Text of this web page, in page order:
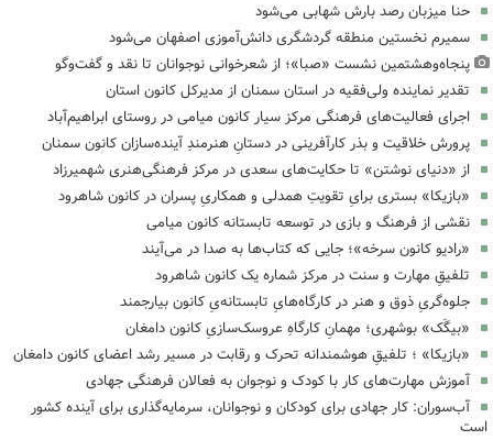
حنا میزبان رصد بارش شهابی می‌شود
سمیرم نخستین منطقه گردشگری دانش‌آموزی اصفهان می‌شود
پنجاه‌وهشتمین نشست «صبا»؛ از شعرخوانی نوجوانان تا نقد و گفت‌وگو
تقدیر نماینده ولی‌فقیه در استان سمنان از مدیرکل کانون استان
اجرای فعالیت‌های فرهنگی مرکز سیار کانون میامی در روستای ابراهیم‌آباد
پرورش خلاقیت و بذر کارآفرینی در دستانِ هنرمندِ آینده‌سازان کانون سمنان
از «دنیای نوشتن» تا حکایت‌های سعدی در مرکز فرهنگی‌هنری شهمیرزاد
«بازیکا» بستری برایِ تقویتِ همدلی و همکاریِ پسران در کانون شاهرود
نقشی از فرهنگ و بازی در توسعه تابستانه کانون میامی
«رادیو کانون سرخه»؛ جایی که کتاب‌ها به صدا در می‌آیند
تلفیقِ مهارت و سنت در مرکز شماره یک کانون شاهرود
جلوه‌گریِ ذوق و هنر در کارگاه‌هایِ تابستانه‌یِ کانون بیارجمند
«بیگَک» بوشهری؛ مهمانِ کارگاهِ عروسک‌سازیِ کانون دامغان
«بازیکا» ؛ تلفیقِ هوشمندانه تحرک و رقابت در مسیر رشد اعضای کانون دامغان
آموزش مهارت‌های کار با کودک و نوجوان به فعالان فرهنگی جهادی
آب‌سوران: کار جهادی برای کودکان و نوجوانان، سرمایه‌گذاری برای آینده کشور
است